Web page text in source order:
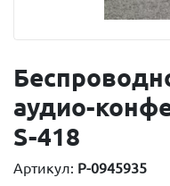
аудио-
S-418
Артикул: P-0945935